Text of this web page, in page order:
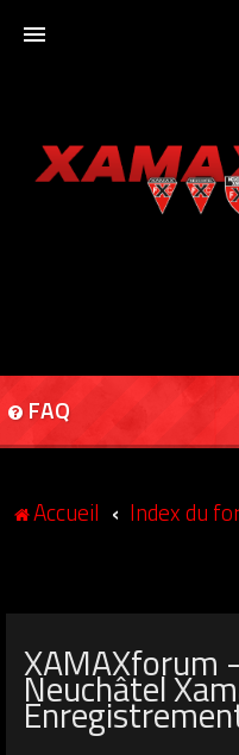
XAMAXFORUM
FAQ
Accueil Index du
XAMAXforum
Neuchâtel